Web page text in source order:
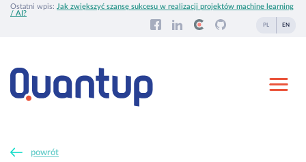
Ostatni wpis: Jak zwiększyć szansę sukcesu w realizacji projektów machine learning
/ AI?
PL EN
powrót